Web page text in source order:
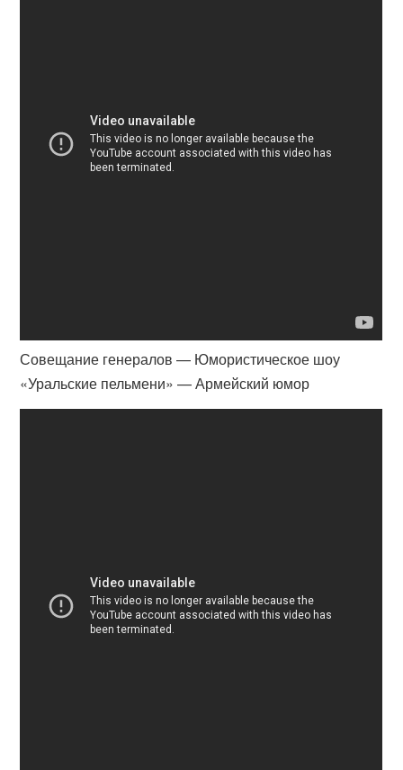
Совещание генералов — Юмористическое шоу
«Уральские пельмени» — Армейский юмор